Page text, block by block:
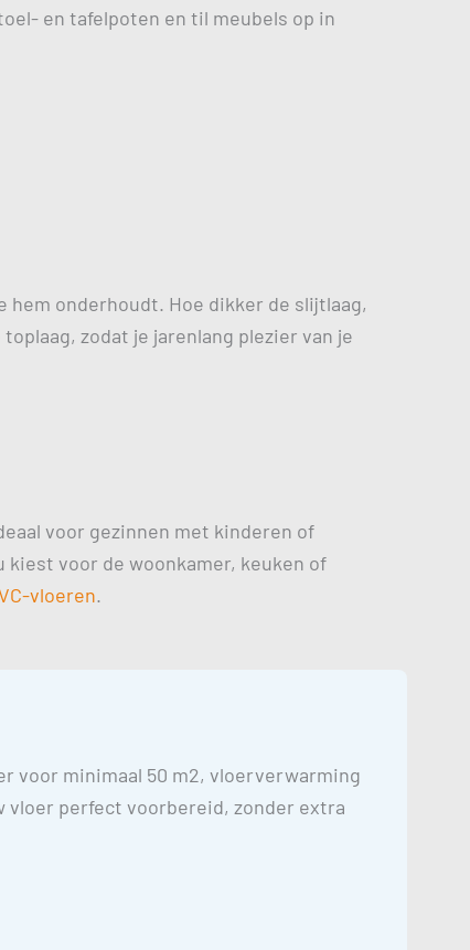
en tafelpoten en til meubels op in
hem onderhoudt. Hoe dikker de slijtlaag,
zodat je jarenlang plezier van je
voor gezinnen met kinderen of
kiest voor de woonkamer, keuken of
vloeren.
voor minimaal 50 m2, vloerverwarming
perfect voorbereid, zonder extra